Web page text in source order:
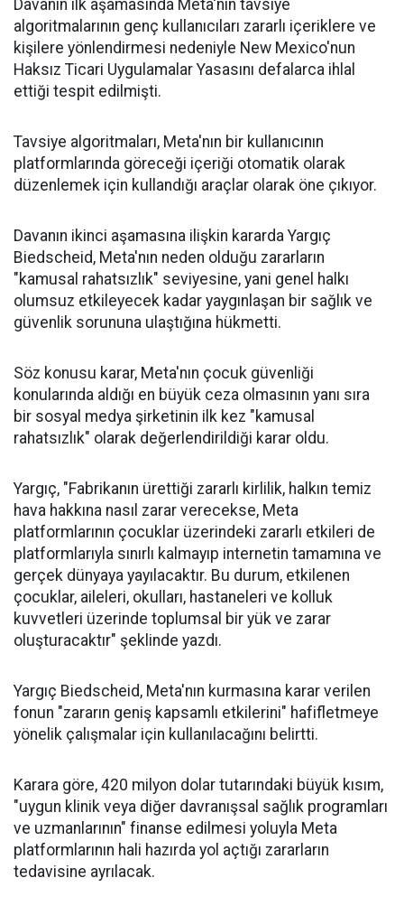
Davanın ilk aşamasında Meta'nın tavsiye
algoritmalarının genç kullanıcıları zararlı içeriklere ve
kişilere yönlendirmesi nedeniyle New Mexico'nun
Haksız Ticari Uygulamalar Yasasını defalarca ihlal
ettiği tespit edilmişti.
Tavsiye algoritmaları, Meta'nın bir kullanıcının
platformlarında göreceği içeriği otomatik olarak
düzenlemek için kullandığı araçlar olarak öne çıkıyor.
Davanın ikinci aşamasına ilişkin kararda Yargıç
Biedscheid, Meta'nın neden olduğu zararların
"kamusal rahatsızlık" seviyesine, yani genel halkı
olumsuz etkileyecek kadar yaygınlaşan bir sağlık ve
güvenlik sorununa ulaştığına hükmetti.
Söz konusu karar, Meta'nın çocuk güvenliği
konularında aldığı en büyük ceza olmasının yanı sıra
bir sosyal medya şirketinin ilk kez "kamusal
rahatsızlık" olarak değerlendirildiği karar oldu.
Yargıç, "Fabrikanın ürettiği zararlı kirlilik, halkın temiz
hava hakkına nasıl zarar verecekse, Meta
platformlarının çocuklar üzerindeki zararlı etkileri de
platformlarıyla sınırlı kalmayıp internetin tamamına ve
gerçek dünyaya yayılacaktır. Bu durum, etkilenen
çocuklar, aileleri, okulları, hastaneleri ve kolluk
kuvvetleri üzerinde toplumsal bir yük ve zarar
oluşturacaktır" şeklinde yazdı.
Yargıç Biedscheid, Meta'nın kurmasına karar verilen
fonun "zararın geniş kapsamlı etkilerini" hafifletmeye
yönelik çalışmalar için kullanılacağını belirtti.
Karara göre, 420 milyon dolar tutarındaki büyük kısım,
"uygun klinik veya diğer davranışsal sağlık programları
ve uzmanlarının" finanse edilmesi yoluyla Meta
platformlarının hali hazırda yol açtığı zararların
tedavisine ayrılacak.